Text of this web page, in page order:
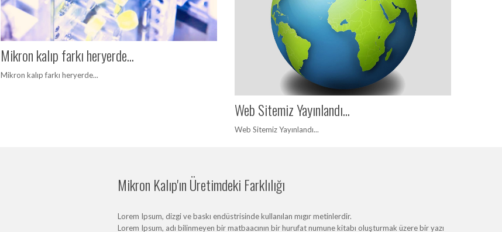
Mikron kalıp farkı heryerde...
Mikron kalıp farkı heryerde...
Web Sitemiz Yayınlandı...
Web Sitemiz Yayınlandı...
Mikron Kalıp'ın Üretimdeki Farklılığı
Lorem Ipsum, dizgi ve baskı endüstrisinde kullanılan mıgır metinlerdir.
Lorem Ipsum, adı bilinmeyen bir matbaacının bir hurufat numune kitabı oluşturmak üzere bir yazı